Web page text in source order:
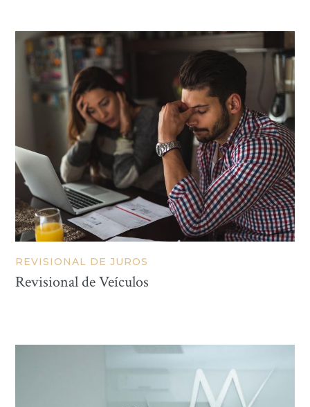
REVISIONAL DE JUROS
Revisional de Veículos